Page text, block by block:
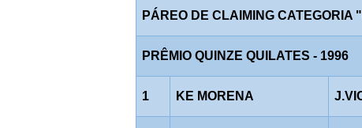
PÁREO DE CLAIMING CATEGORIA
PRÊMIO QUINZE QUILATES - 1996
1 KE MORENA